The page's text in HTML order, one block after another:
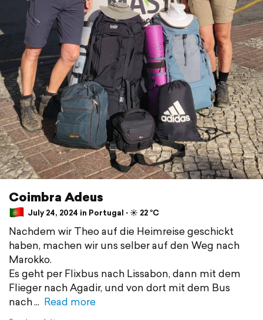
Coimbra Adeus
July 24, 2024 in Portugal ⋅ ☀️ 22 °C
Nachdem wir Theo auf die Heimreise geschickt
haben, machen wir uns selber auf den Weg nach
Marokko.
Es geht per Flixbus nach Lissabon, dann mit dem
Flieger nach Agadir, und von dort mit dem Bus
nach
Read more